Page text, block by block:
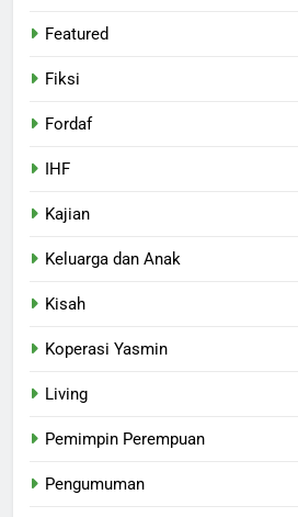
Featured
Fiksi
Fordaf
IHF
Kajian
Keluarga dan Anak
Kisah
Koperasi Yasmin
Living
Pemimpin Perempuan
Pengumuman